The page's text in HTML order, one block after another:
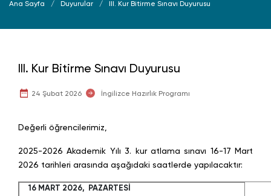
Ana Sayfa Duyurular III. Kur Bitirme Sınavı Duyurusu
III. Kur Bitirme Sınavı Duyurusu
24 Şubat 2026 İngilizce Hazırlık Programı
Değerli öğrencilerimiz,
2025-2026 Akademik Yılı 3. kur atlama sınavı 16-17 Mart
2026 tarihleri arasında aşağıdaki saatlerde yapılacaktır:
16 MART 2026, PAZARTESİ